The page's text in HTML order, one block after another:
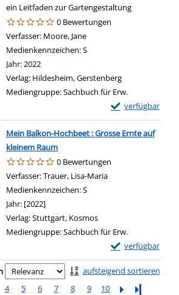
ein Leitfaden zur Gartengestaltung
0 Bewertungen
Verfasser: Moore, Jane
Medienkennzeichen:S
Jahr:2022
Verlag: Hildesheim, Gerstenberg
Mediengruppe:Sachbuch für Erw.
verfügbar
Exemplar-
Mein Balkon-Hochbeet : Grosse Ernte auf
kleinem Raum
0 Bewertungen
Verfasser:Trauer, Lisa-Maria
Medienkennzeichen:S
Jahr: [2022]
Verlag:Stuttgart, Kosmos
Mediengruppe:Sachbuch für Erw.
verfügbar
Exemplar-Details
springen
aufsteigend sortieren
4 5 6 7 8 9 10 Letzte Seite